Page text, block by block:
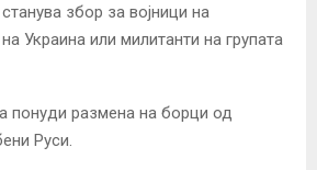
збор за војници на
Украина или милитанти на групата
понуди размена на борци од
Руси.